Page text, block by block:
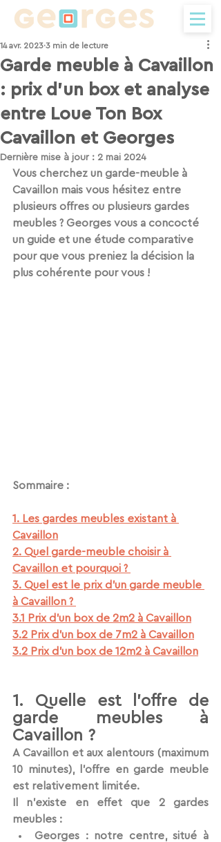
Garde meuble à Cavaillon
: prix d'un box et analyse
entre Loue Ton Box
Cavaillon et Georges
14 avr. 2023 3 min de lecture
Dernière mise à jour : 2 mai 2024
Vous cherchez un garde-meuble à
Cavaillon mais vous hésitez entre
plusieurs offres ou plusieurs gardes
meubles ? Georges vous a concocté
un guide et une étude comparative
pour que vous preniez la décision la
plus cohérente pour vous !
Sommaire :
1. Les gardes meubles existant à
Cavaillon
2. Quel garde-meuble choisir à
Cavaillon et pourquoi ?
3. Quel est le prix d'un garde meuble
à Cavaillon ?
3.1 Prix d'un box de 2m2 à Cavaillon
3.2 Prix d'un box de 7m2 à Cavaillon
3.2 Prix d'un box de 12m2 à Cavaillon
1. Quelle est l'offre de
garde meubles à
Cavaillon ?
A Cavaillon et aux alentours (maximum
10 minutes), l’offre en garde meuble
est relativement limitée.
Il n’existe en effet que 2 gardes
meubles :
Georges : notre centre, situé à